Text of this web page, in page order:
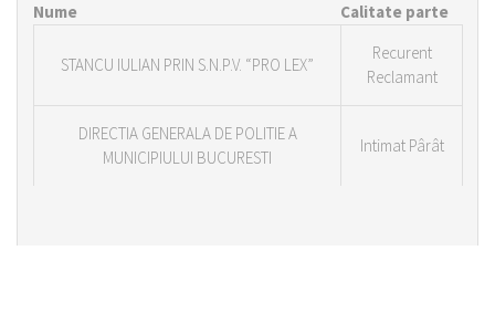
Nume Calitate parte
STANCU IULIAN PRIN S.N.P.V. “PRO LEX”
Recurent
Reclamant
DIRECTIA GENERALA DE POLITIE A
MUNICIPIULUI BUCURESTI
Intimat Pârât